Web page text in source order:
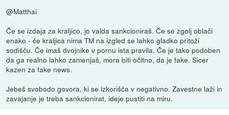
@Matthai
Če se izdaja za kraljico, jo valda sankcioniraš. Če se zgolj oblači
enako - če kraljica nima TM na izgled se lahko gladko pritoži
sodišču. Če imaš dvojnike v pornu ista pravila. Če je tako podoben
da ga realno lahko zamenjaš, mora biti očitno, da je fake. Sicer
kazen za fake news.
Jebeš svobodo govora, ki se izkorišča v negativno. Zavestne laži in
zavajanje je treba sankcionirat, ideje pustiti na miru.